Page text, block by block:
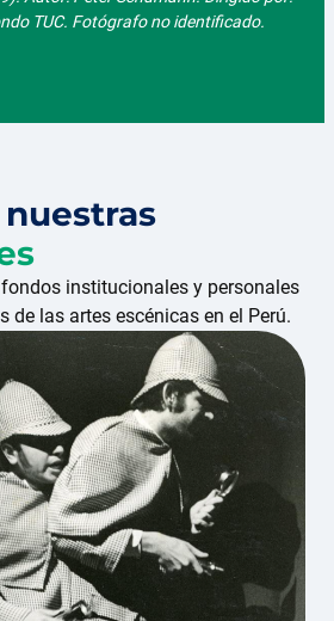
TUC. Fotógrafo no identificado.
institucionales y personales
de las artes escénicas en el Perú.